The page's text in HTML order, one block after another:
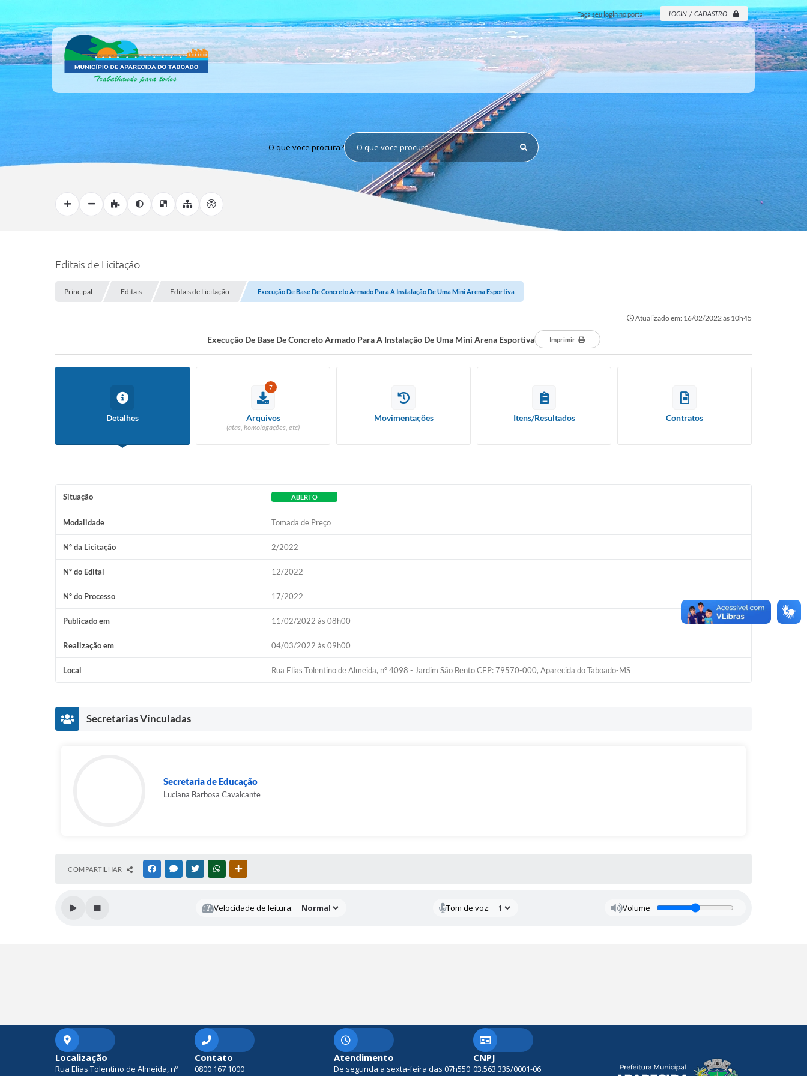
Faça seu login no portal LOGIN / CADASTRO
O que voce procura?
Editais de Licitação
Principal Editais Editais de Licitação Execução De Base De Concreto Armado Para A Instalação De Uma Mini Arena Esportiva
Atualizado em: 16/02/2022 às 10h45
Execução De Base De Concreto Armado Para A Instalação De Uma Mini Arena Esportiva Imprimir
Detalhes
7
Arquivos
(atas, homologações, etc)
Movimentações Itens/Resultados Contratos
Situação ABERTO
Modalidade Tomada de Preço
Nº da Licitação 2/2022
Nº do Edital 12/2022
Nº do Processo 17/2022
Publicado em 11/02/2022 às 08h00
Realização em 04/03/2022 às 09h00
Local Rua Elias Tolentino de Almeida, nº 4098 - Jardim São Bento CEP: 79570-000, Aparecida do Taboado-MS
Secretarias Vinculadas
Secretaria de Educação
Luciana Barbosa Cavalcante
COMPARTILHAR FACEBOOKMESSENGER
TWITTERWHATSAPP
Velocidade de leitura: Tom de voz: Volume
Localização
Rua Elias Tolentino de Almeida, nº
Contato
0800 167 1000
Atendimento
De segunda a sexta-feira das 07h550
CNPJ
03.563.335/0001-06